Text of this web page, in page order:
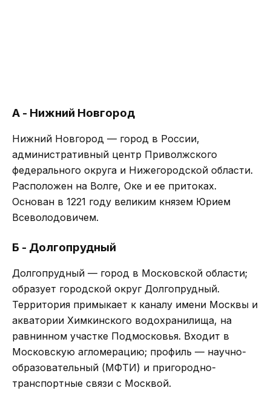
А - Нижний Новгород
Нижний Новгород — город в России,
административный центр Приволжского
федерального округа и Нижегородской области.
Расположен на Волге, Оке и ее притоках.
Основан в 1221 году великим князем Юрием
Всеволодовичем.
Б - Долгопрудный
Долгопрудный — город в Московской области;
образует городской округ Долгопрудный.
Территория примыкает к каналу имени Москвы и
акватории Химкинского водохранилища, на
равнинном участке Подмосковья. Входит в
Московскую агломерацию; профиль — научно-
образовательный (МФТИ) и пригородно-
транспортные связи с Москвой.